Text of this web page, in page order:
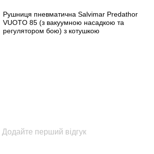
Рушниця пневматична Salvimar Predathor
VUOTO 85 (з вакуумною насадкою та
регулятором бою) з котушкою
Додайте перший відгук